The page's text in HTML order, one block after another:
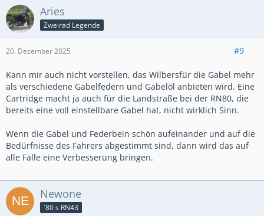
Aries
Zweirad Legende
20. Dezember 2025 #9
Kann mir auch nicht vorstellen, das Wilbersfür die Gabel mehr
als verschiedene Gabelfedern und Gabelöl anbieten wird. Eine
Cartridge macht ja auch für die Landstraße bei der RN80, die
bereits eine voll einstellbare Gabel hat, nicht wirklich Sinn.
Wenn die Gabel und Federbein schön aufeinander und auf die
Bedürfnisse des Fahrers abgestimmt sind, dann wird das auf
alle Fälle eine Verbesserung bringen.
Newone
´80 s RN43